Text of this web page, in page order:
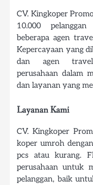
CV. Kingkoper
10.000
beberapa agen
Kepercayaan yang
dan agen travel
perusahaan dalam
dan layanan yang
Layanan Kami
CV. Kingkoper
koper umroh
pcs atau kurang.
perusahaan untuk
pelanggan, baik